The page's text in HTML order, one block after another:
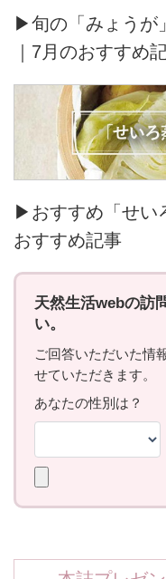
▶旬の「みょうが
｜7月のおすすめ
▶おすすめ「せい
おすすめ記事